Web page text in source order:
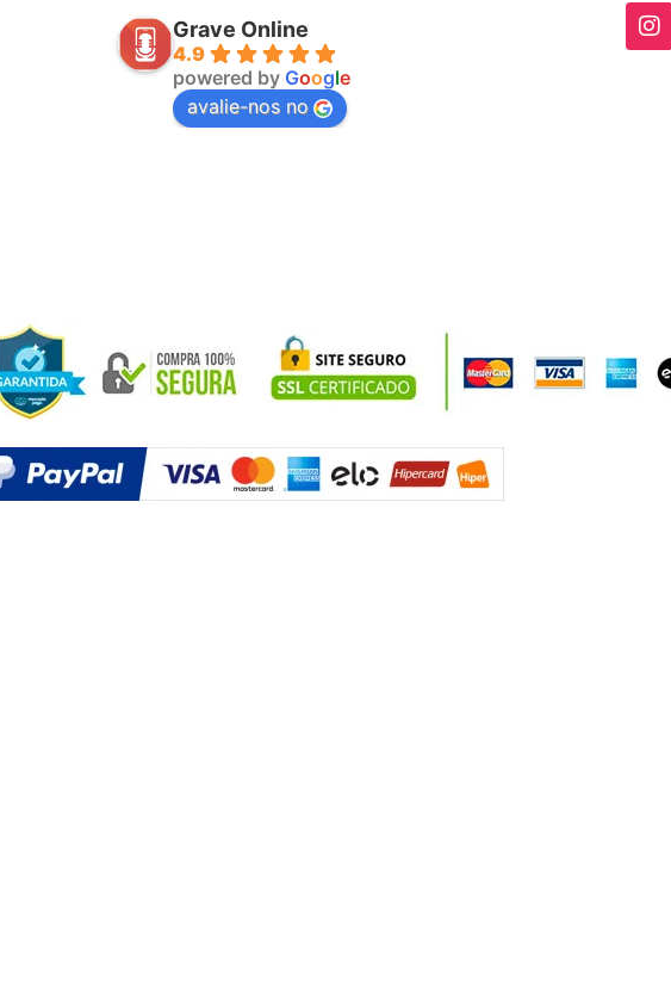
Grave Online
4.9
powered by Google
avalie-nos no